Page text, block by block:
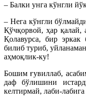
– Балки унга кўнгли
– Нега кўнгли
Қўчқорвой, ҳар қалай,
Қолавурса, бир эркак
билиб туриб,
аҳмоқлик-ку!
Бошим ғувиллаб,
даф бўлишини
келтирмай, лаби-